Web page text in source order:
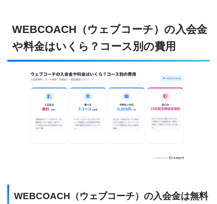
WEBCOACH（ウェブコーチ）の入会金
や料金はいくら？コース別の費用
WEBCOACH（ウェブコーチ）の入会金は無料